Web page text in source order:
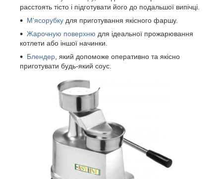
расстоять тісто і підготувати його до подальшої випічці.
М'ясорубку для приготування якісного фаршу.
Жарочную поверхню для ідеальної прожарювання
котлети або іншої начинки.
Блендер, який допоможе оперативно та якісно
приготувати будь-який соус.